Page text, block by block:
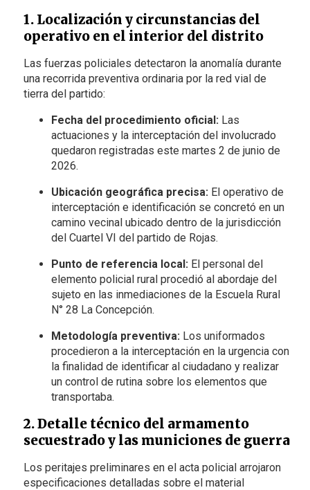
1. Localización y circunstancias del
operativo en el interior del distrito
Las fuerzas policiales detectaron la anomalía durante
una recorrida preventiva ordinaria por la red vial de
tierra del partido:
Fecha del procedimiento oficial: Las
actuaciones y la interceptación del involucrado
quedaron registradas este martes 2 de junio de
2026.
Ubicación geográfica precisa: El operativo de
interceptación e identificación se concretó en un
camino vecinal ubicado dentro de la jurisdicción
del Cuartel VI del partido de Rojas.
Punto de referencia local: El personal del
elemento policial rural procedió al abordaje del
sujeto en las inmediaciones de la Escuela Rural
N° 28 La Concepción.
Metodología preventiva: Los uniformados
procedieron a la interceptación en la urgencia con
la finalidad de identificar al ciudadano y realizar
un control de rutina sobre los elementos que
transportaba.
2. Detalle técnico del armamento
secuestrado y las municiones de guerra
Los peritajes preliminares en el acta policial arrojaron
especificaciones detalladas sobre el material